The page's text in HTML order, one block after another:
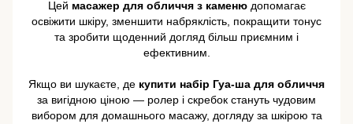
Цей масажер для обличчя з каменюдопомагає
освіжити шкіру, зменшити набряклість, покращити тонус
та зробити щоденний догляд більш приємним і
ефективним.
Якщо ви шукаєте, де купити набір Гуа-ша для обличчя
за вигідною ціною — ролер і скребок стануть чудовим
вибором для домашнього масажу, догляду за шкірою та